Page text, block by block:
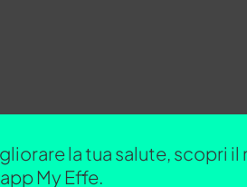
la tua salute, scopri
My Effe.